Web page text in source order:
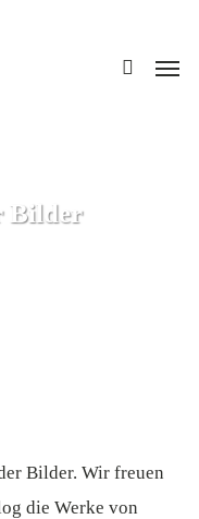
Menu
Bilder
Bilder. Wir freuen
die Werke von